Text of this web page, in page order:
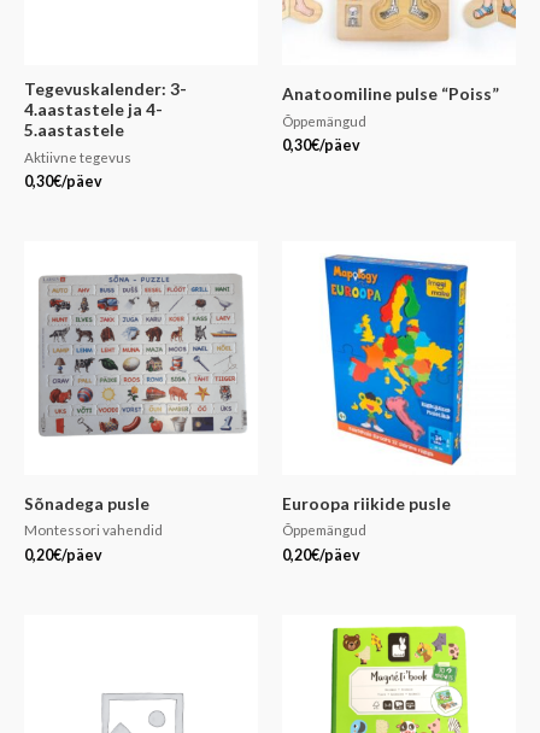
Tegevuskalender: 3-
4.aastastele ja 4-
5.aastastele
Aktiivne tegevus
0,30€/päev
Anatoomiline pulse “Poiss”
Õppemängud
0,30€/päev
Sõnadega pusle
Montessori vahendid
0,20€/päev
Euroopa riikide pusle
Õppemängud
0,20€/päev